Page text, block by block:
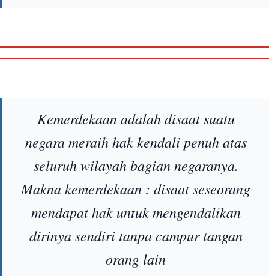
Kemerdekaan adalah disaat suatu
negara meraih hak kendali penuh atas
seluruh wilayah bagian negaranya.
Makna kemerdekaan : disaat seseorang
mendapat hak untuk mengendalikan
dirinya sendiri tanpa campur tangan
orang lain